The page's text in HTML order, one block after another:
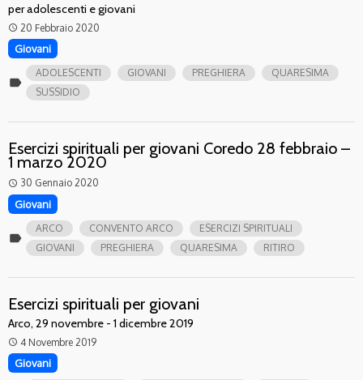
per adolescenti e giovani
access_time 20 Febbraio 2020
Giovani
label
ADOLESCENTI GIOVANI PREGHIERA
QUARESIMA
SUSSIDIO
Esercizi spirituali per giovani Coredo 28 febbraio –
1 marzo 2020
access_time 30 Gennaio 2020
Giovani
label
ARCO CONVENTO ARCO
ESERCIZI SPIRITUALI
GIOVANI
PREGHIERA QUARESIMA RITIRO
Esercizi spirituali per giovani
Arco, 29 novembre - 1 dicembre 2019
access_time 4 Novembre 2019
Giovani